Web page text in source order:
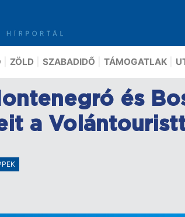
ZÖLD SZABADIDŐ TÁMOGATLAK
és
a